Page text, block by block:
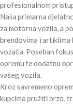
profesionalnom
Naša primarna
za motorna vozila, a
brendovima i
vozača. Poseban
opremu te dodatnu
vašeg vozila.
Kroz savremeno
kupcima pružiti brzo,